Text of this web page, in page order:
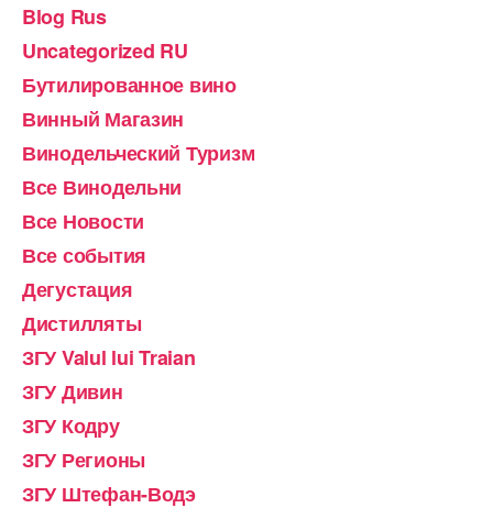
Blog Rus
Uncategorized RU
Бутилированное вино
Винный Магазин
Винодельческий Туризм
Все Винодельни
Все Новости
Все события
Дегустация
Дистилляты
ЗГУ Valul lui Traian
ЗГУ Дивин
ЗГУ Кодру
ЗГУ Регионы
ЗГУ Штефан-Водэ